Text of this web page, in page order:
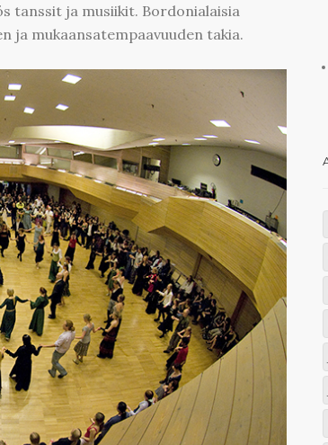
tanssit ja musiikit. Bordonialaisia
ja mukaansatempaavuuden takia.